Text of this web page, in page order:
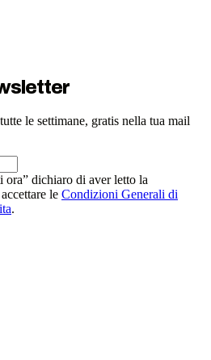
le settimane, gratis nella tua mail
ora” dichiaro di aver letto la
le Condizioni Generali di
.